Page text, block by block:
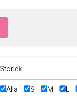
Storlek
Alla
S M L